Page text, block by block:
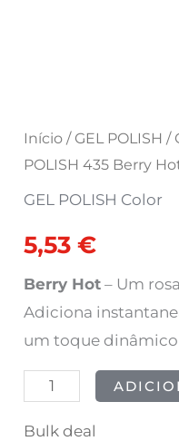
Início / GEL POLISH /
POLISH 435 Berry
GEL POLISH Color
5,53€
Berry Hot – Um
Adiciona
um toque
Bulk deal